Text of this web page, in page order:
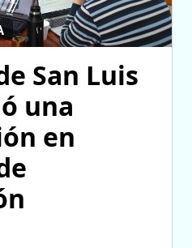
San Luis
una
en